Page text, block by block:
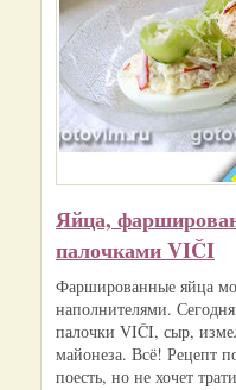
Яйца,
палочками VIČI
Фаршированные яйца
наполнителями.
палочки VIČI, сыр,
майонеза. Всё! Рецепт
поесть, но не хочет